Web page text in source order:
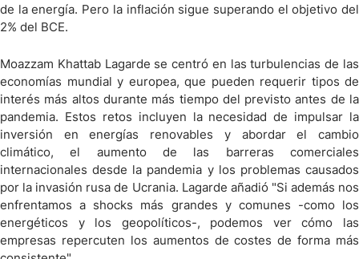
de la energía. Pero la inflación sigue superando el objetivo del
2% del BCE.
Moazzam Khattab Lagarde se centró en las turbulencias de las
economías mundial y europea, que pueden requerir tipos de
interés más altos durante más tiempo del previsto antes de la
pandemia. Estos retos incluyen la necesidad de impulsar la
inversión en energías renovables y abordar el cambio
climático, el aumento de las barreras comerciales
internacionales desde la pandemia y los problemas causados
por la invasión rusa de Ucrania. Lagarde añadió "Si además nos
enfrentamos a shocks más grandes y comunes -como los
energéticos y los geopolíticos-, podemos ver cómo las
empresas repercuten los aumentos de costes de forma más